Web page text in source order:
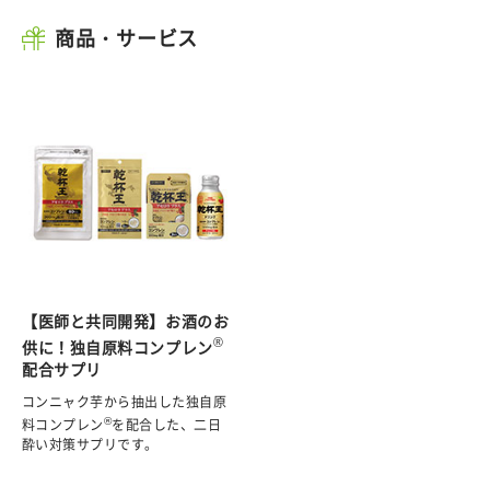
商品・サービス
【医師と共同開発】お酒のお
供に！独自原料コンプレン®
配合サプリ
コンニャク芋から抽出した独自原
料コンプレン®を配合した、二日
酔い対策サプリです。